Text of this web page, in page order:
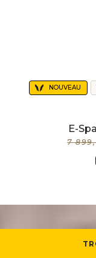
E-
7
NOUVEAU